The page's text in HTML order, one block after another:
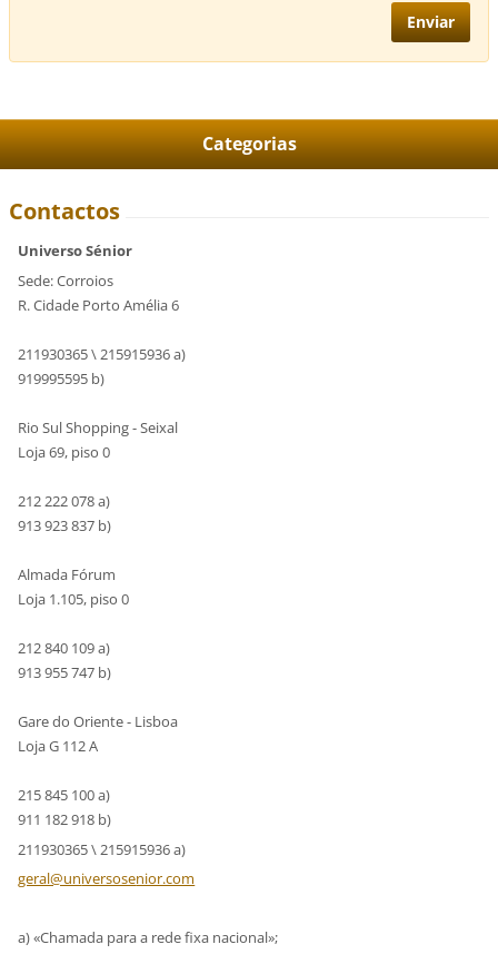
Categorias
Contactos
Universo Sénior
Sede: Corroios
R. Cidade Porto Amélia 6
211930365 \ 215915936 a)
919995595 b)
Rio Sul Shopping - Seixal
Loja 69, piso 0
212 222 078 a)
913 923 837 b)
Almada Fórum
Loja 1.105, piso 0
212 840 109 a)
913 955 747 b)
Gare do Oriente - Lisboa
Loja G 112 A
215 845 100 a)
911 182 918 b)
211930365 \ 215915936 a)
geral@universosenior.com
a) «Chamada para a rede fixa nacional»;